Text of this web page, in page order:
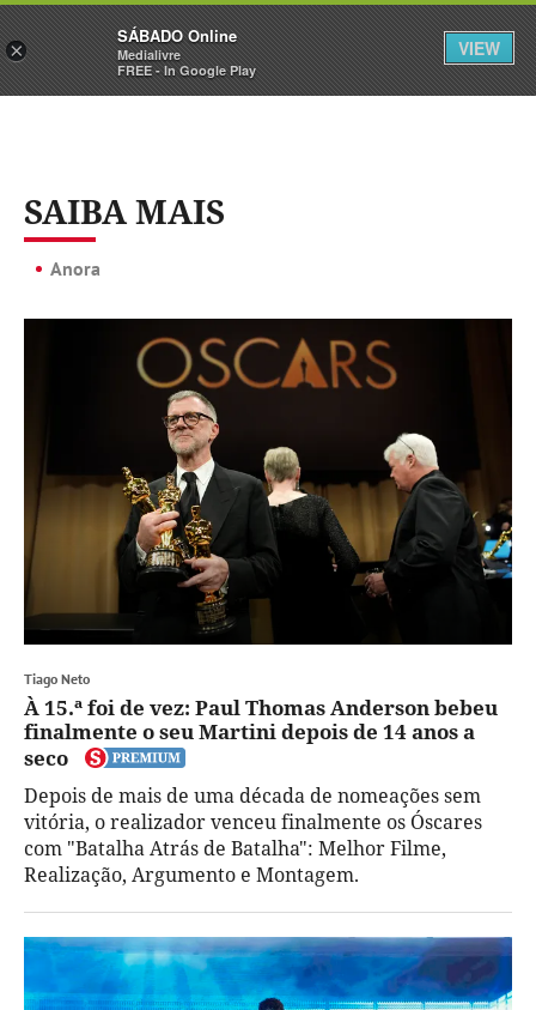
Sábado Assine Iniciar Sessão
SAIBA MAIS
Anora
Tiago Neto
À 15.ª foi de vez: Paul Thomas Anderson bebeu
finalmente o seu Martini depois de 14 anos a
seco
Depois de mais de uma década de nomeações sem
vitória, o realizador venceu finalmente os Óscares
com "Batalha Atrás de Batalha": Melhor Filme,
Realização, Argumento e Montagem.
×
SÁBADO Online
Medialivre
FREE - In Google Play
VIEW